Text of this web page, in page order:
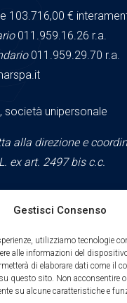
Gestisci Consenso
utilizziamo tecnologie
alle informazioni del
di elaborare dati come il
questo sito. Non acconsentire
su alcune caratteristiche e
103.716,00 €
011.959.16.26 r.a.
011.959.29.70 r.a.
, società unipersonale
alla direzione e
ex art. 2497 bis c.c.